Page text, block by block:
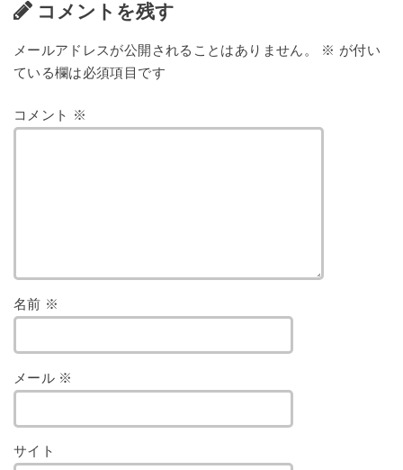
コメントを残す
メールアドレスが公開されることはありません。 ※ が付い
ている欄は必須項目です
コメント ※
名前 ※
メール ※
サイト